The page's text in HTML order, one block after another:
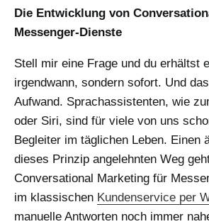
Die Entwicklung von
Messenger-Dienste
Stell mir eine Frage und du erhältst
irgendwann, sondern sofort. Und
Aufwand. Sprachassistenten, wie
oder Siri, sind für viele von uns
Begleiter im täglichen Leben. Einen
dieses Prinzip angelehnten Weg
Conversational Marketing für
im klassischen Kundenservice per
manuelle Antworten noch immer